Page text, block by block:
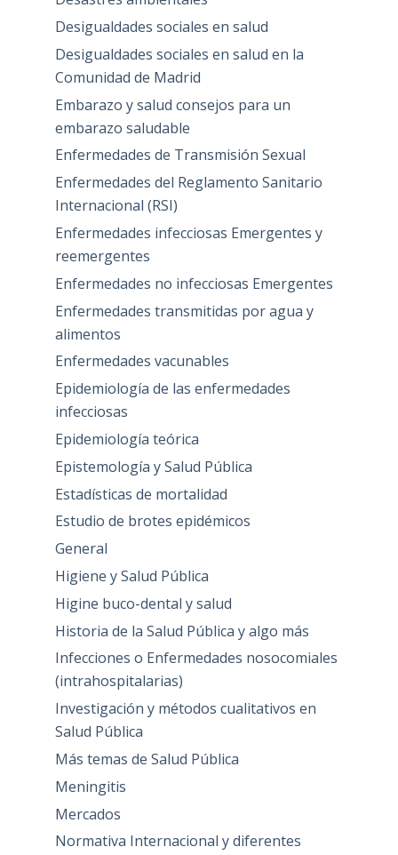
Desigualdades sociales en salud
Desigualdades sociales en salud en la
Comunidad de Madrid
Embarazo y salud consejos para un
embarazo saludable
Enfermedades de Transmisión Sexual
Enfermedades del Reglamento Sanitario
Internacional (RSI)
Enfermedades infecciosas Emergentes y
reemergentes
Enfermedades no infecciosas Emergentes
Enfermedades transmitidas por agua y
alimentos
Enfermedades vacunables
Epidemiología de las enfermedades
infecciosas
Epidemiología teórica
Epistemología y Salud Pública
Estadísticas de mortalidad
Estudio de brotes epidémicos
General
Higiene y Salud Pública
Higine buco-dental y salud
Historia de la Salud Pública y algo más
Infecciones o Enfermedades nosocomiales
(intrahospitalarias)
Investigación y métodos cualitativos en
Salud Pública
Más temas de Salud Pública
Meningitis
Mercados
Normativa Internacional y diferentes